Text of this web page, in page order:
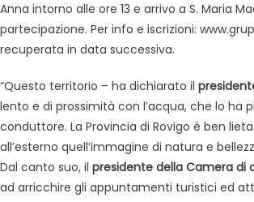
Anna intorno alle ore 13 e arrivo a S. Maria
partecipazione. Per info e iscrizioni:
recuperata in data successiva.
“Questo territorio – ha dichiarato il
lento e di prossimità con l’acqua, che lo
conduttore. La Provincia di Rovigo è ben
all’esterno quell’immagine di natura e
Dal canto suo, il presidente della Camera di
ad arricchire gli appuntamenti turistici ed